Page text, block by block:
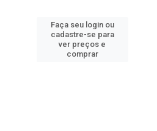
Faça seu login ou
cadastre-se para
ver preços e
comprar